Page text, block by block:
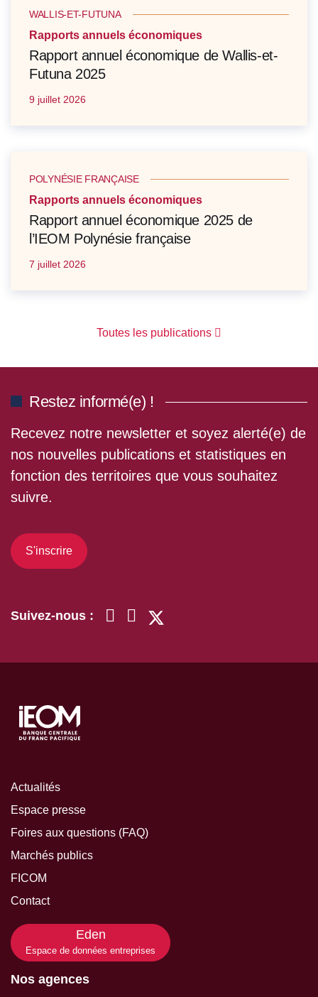
WALLIS-ET-FUTUNA
Rapports annuels économiques
Rapport annuel économique de Wallis-et-
Futuna 2025
9 juillet 2026
POLYNÉSIE FRANÇAISE
Rapports annuels économiques
Rapport annuel économique 2025 de
l’IEOM Polynésie française
7 juillet 2026
Toutes les publications
Restez informé(e) !
Recevez notre newsletter et soyez alerté(e) de
nos nouvelles publications et statistiques en
fonction des territoires que vous souhaitez
suivre.
S'inscrire
Suivez-nous :
Actualités
Espace presse
Foires aux questions (FAQ)
Marchés publics
FICOM
Contact
Eden
Espace de données entreprises
Nos agences